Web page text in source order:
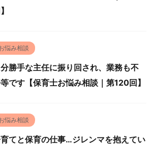
悩み相談
勝手な主任に振り回され、業務も不
です【保育士お悩み相談｜第120回】
悩み相談
てと保育の仕事…ジレンマを抱えてい